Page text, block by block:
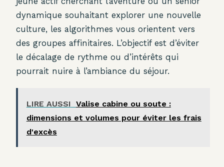
dynamique souhaitant explorer une nouvelle
culture, les algorithmes vous orientent vers
des groupes affinitaires. L’objectif est d’éviter
le décalage de rythme ou d’intérêts qui
pourrait nuire à l’ambiance du séjour.
LIRE AUSSI Valise cabine ou soute :
dimensions et volumes pour éviter les frais
d'excès